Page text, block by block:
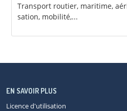
Transport routier, maritime,
sation, mobilité,...
EN SAVOIR PLUS
Licence d'utilisation